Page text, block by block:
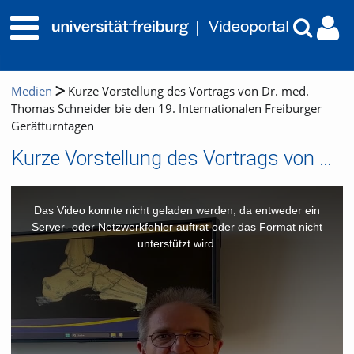
Medien
Kurze Vorstellung des Vortrags von Dr. med.
Thomas Schneider bie den 19. Internationalen Freiburger
Gerätturntagen
Kurze Vorstellung des Vortrags von Dr. med. Thomas Schneider bie den 19. Internationalen Freiburger Gerätturntagen
window.
Das Video konnte nicht geladen werden, da entweder ein
Server- oder Netzwerkfehler auftrat oder das Format nicht
unterstützt wird.